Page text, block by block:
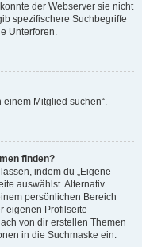
der Webserver sie nicht
spezifischere Suchbegriffe
Unterforen.
einem Mitglied suchen“.
finden?
indem du „Eigene
auswählst. Alternativ
persönlichen Bereich
eigenen Profilseite
von dir erstellen Themen
in die Suchmaske ein.